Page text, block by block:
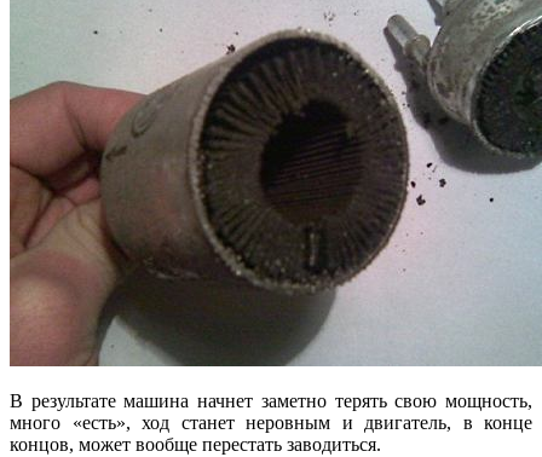
В результате машина начнет заметно терять свою мощность,
много «есть», ход станет неровным и двигатель, в конце
концов, может вообще перестать заводиться.